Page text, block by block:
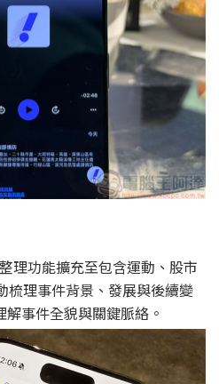
理功能擴充至包含運動、股市
梳理事件背景、發展與後續變
事件全貌與關鍵脈絡。